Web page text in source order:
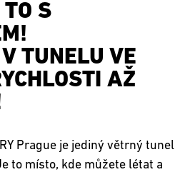
S
TUNELU VE
AŽ
Prague je jediný větrný tunel
to místo, kde můžete létat a